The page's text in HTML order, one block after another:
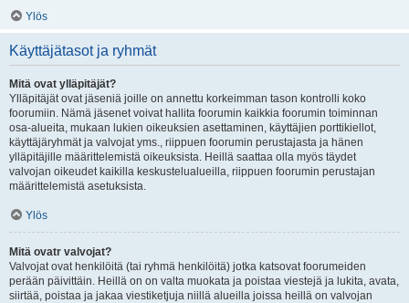
Ylös
Käyttäjätasot ja ryhmät
Mitä ovat ylläpitäjät?
Ylläpitäjät ovat jäseniä joille on annettu korkeimman tason kontrolli koko
foorumiin. Nämä jäsenet voivat hallita foorumin kaikkia foorumin toiminnan
osa-alueita, mukaan lukien oikeuksien asettaminen, käyttäjien porttikiellot,
käyttäjäryhmät ja valvojat yms., riippuen foorumin perustajasta ja hänen
ylläpitäjille määrittelemistä oikeuksista. Heillä saattaa olla myös täydet
valvojan oikeudet kaikilla keskustelualueilla, riippuen foorumin perustajan
määrittelemistä asetuksista.
Ylös
Mitä ovatr valvojat?
Valvojat ovat henkilöitä (tai ryhmä henkilöitä) jotka katsovat foorumeiden
perään päivittäin. Heillä on on valta muokata ja poistaa viestejä ja lukita, avata,
siirtää, poistaa ja jakaa viestiketjuja niillä alueilla joissa heillä on valvojan